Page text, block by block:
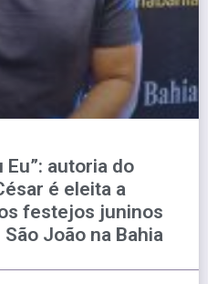
Eu”: autoria do
é eleita a
festejos juninos
João na Bahia